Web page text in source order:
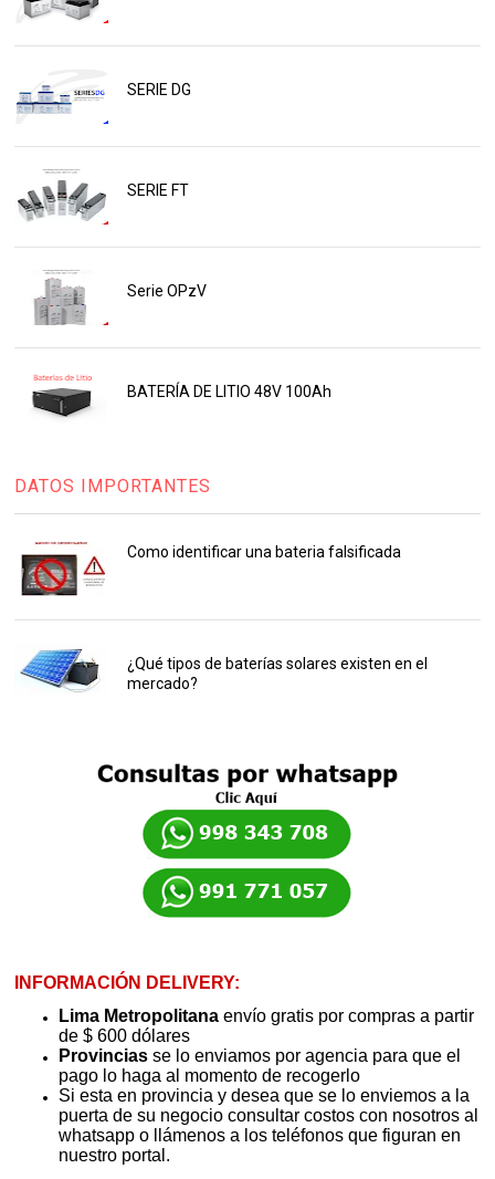
SERIE DG
SERIE FT
Serie OPzV
BATERÍA DE LITIO 48V 100Ah
DATOS IMPORTANTES
Como identificar una bateria falsificada
¿Qué tipos de baterías solares existen en el
mercado?
INFORMACIÓN DELIVERY:
Lima Metropolitana envío gratis por compras a partir
de $ 600 dólares
Provincias se lo enviamos por agencia para que el
pago lo haga al momento de recogerlo
Si esta en provincia y desea que se lo enviemos a la
puerta de su negocio consultar costos con nosotros al
whatsapp o llámenos a los teléfonos que figuran en
nuestro portal.